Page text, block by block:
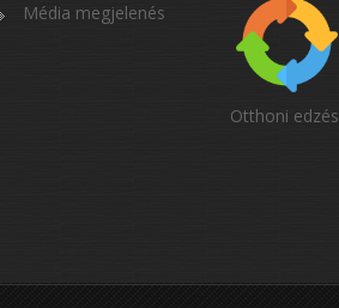
Média megjelenés
Otthoni edzés